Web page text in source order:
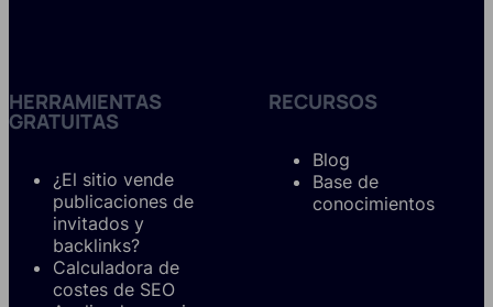
HERRAMIENTAS
GRATUITAS
¿El sitio vende
publicaciones de
invitados y
backlinks?
Calculadora de
costes de SEO
RECURSOS
Blog
Base de
conocimientos